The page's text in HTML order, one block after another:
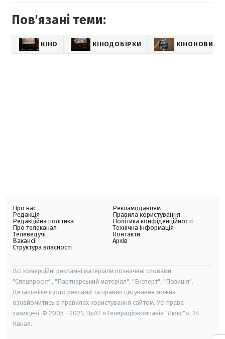
Пов'язані теми:
КІНО КІНОДОБІРКИ КІНОНОВИНИ
Про нас
Редакція
Редакційна політика
Про телеканал
Телеведучі
Вакансії
Структура власності
Рекламодавцям
Правила користування
Політика конфіденційності
Технічна інформація
Контакти
Архів
Всі комерційні рекламні матеріали позначені словами
"Спецпроєкт", "Партнерський матеріал", "Експерт", "Позиція".
Детальніше щодо реклами та правил цитування можна
ознайомитись в правилах користування сайтом. Усі права
захищені. © 2005—2021, ПрАТ «Телерадіокомпанія "Люкс"», 24
Канал.